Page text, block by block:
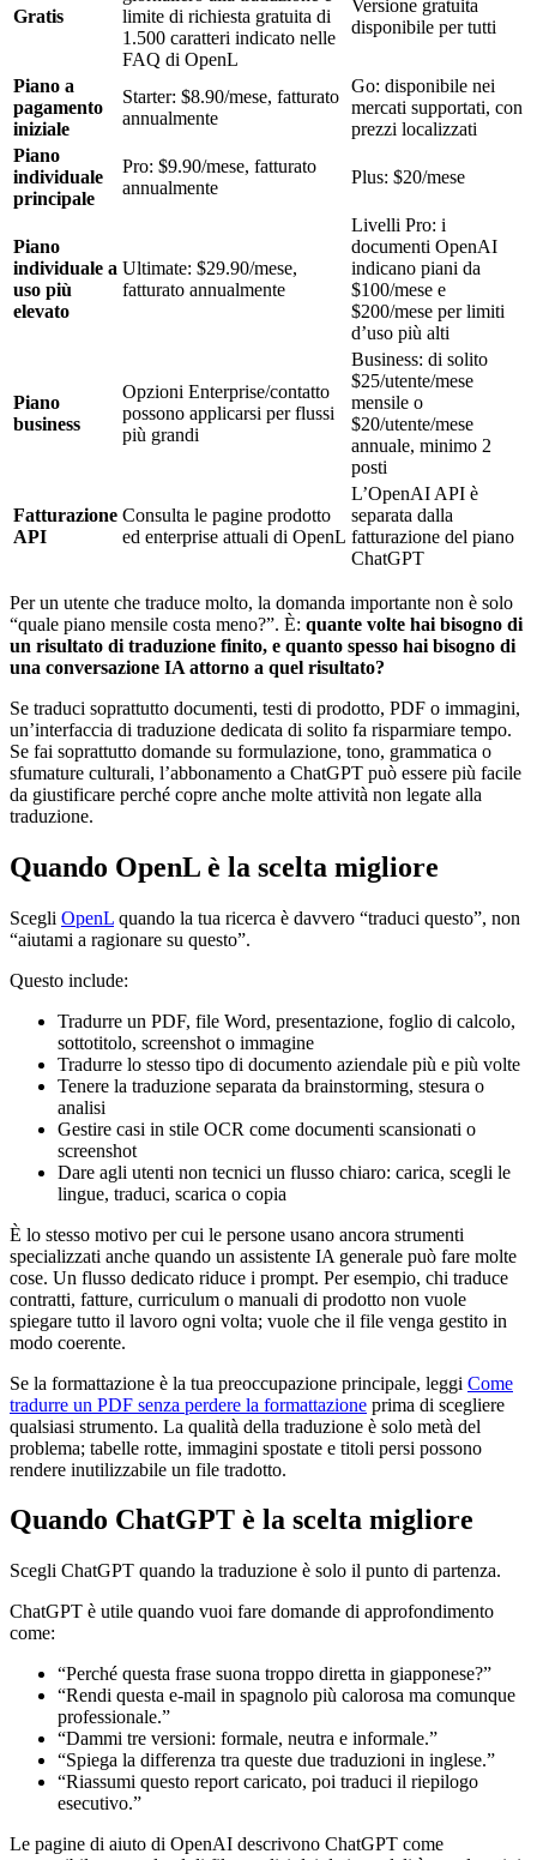
Gratis
limite di richiesta gratuita di
1.500 caratteri indicato nelle
FAQ di OpenL
Versione gratuita
disponibile per tutti
Piano a
pagamento
iniziale
Starter: $8.90/mese, fatturato
annualmente
Go: disponibile nei
mercati supportati, con
prezzi localizzati
Piano
individuale
principale
Pro: $9.90/mese, fatturato
annualmente
Plus: $20/mese
Piano
individuale a
uso più
elevato
Ultimate: $29.90/mese,
fatturato annualmente
Livelli Pro: i
documenti OpenAI
indicano piani da
$100/mese e
$200/mese per limiti
d’uso più alti
Piano
business
Opzioni Enterprise/contatto
possono applicarsi per flussi
più grandi
Business: di solito
$25/utente/mese
mensile o
$20/utente/mese
annuale, minimo 2
posti
Fatturazione
API
Consulta le pagine prodotto
ed enterprise attuali di OpenL
L’OpenAI API è
separata dalla
fatturazione del piano
ChatGPT
Per un utente che traduce molto, la domanda importante non è solo
“quale piano mensile costa meno?”. È: quante volte hai bisogno di
un risultato di traduzione finito, e quanto spesso hai bisogno di
una conversazione IA attorno a quel risultato?
Se traduci soprattutto documenti, testi di prodotto, PDF o immagini,
un’interfaccia di traduzione dedicata di solito fa risparmiare tempo.
Se fai soprattutto domande su formulazione, tono, grammatica o
sfumature culturali, l’abbonamento a ChatGPT può essere più facile
da giustificare perché copre anche molte attività non legate alla
traduzione.
Quando OpenL è la scelta migliore
Scegli OpenL quando la tua ricerca è davvero “traduci questo”, non
“aiutami a ragionare su questo”.
Questo include:
Tradurre un PDF, file Word, presentazione, foglio di calcolo,
sottotitolo, screenshot o immagine
Tradurre lo stesso tipo di documento aziendale più e più volte
Tenere la traduzione separata da brainstorming, stesura o
analisi
Gestire casi in stile OCR come documenti scansionati o
screenshot
Dare agli utenti non tecnici un flusso chiaro: carica, scegli le
lingue, traduci, scarica o copia
È lo stesso motivo per cui le persone usano ancora strumenti
specializzati anche quando un assistente IA generale può fare molte
cose. Un flusso dedicato riduce i prompt. Per esempio, chi traduce
contratti, fatture, curriculum o manuali di prodotto non vuole
spiegare tutto il lavoro ogni volta; vuole che il file venga gestito in
modo coerente.
Se la formattazione è la tua preoccupazione principale, leggi Come
tradurre un PDF senza perdere la formattazione prima di scegliere
qualsiasi strumento. La qualità della traduzione è solo metà del
problema; tabelle rotte, immagini spostate e titoli persi possono
rendere inutilizzabile un file tradotto.
Quando ChatGPT è la scelta migliore
Scegli ChatGPT quando la traduzione è solo il punto di partenza.
ChatGPT è utile quando vuoi fare domande di approfondimento
come:
“Perché questa frase suona troppo diretta in giapponese?”
“Rendi questa e-mail in spagnolo più calorosa ma comunque
professionale.”
“Dammi tre versioni: formale, neutra e informale.”
“Spiega la differenza tra queste due traduzioni in inglese.”
“Riassumi questo report caricato, poi traduci il riepilogo
esecutivo.”
Le pagine di aiuto di OpenAI descrivono ChatGPT come